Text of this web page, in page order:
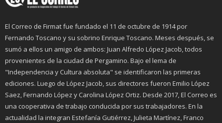
El Correo de Firmat fue fundado el 11 de octubre de 1914 por
Fernando Toscano y su sobrino Enrique Toscano. Meses después, se
sumó a ellos un amigo de ambos: Juan Alfredo López Jacob, todos
provenientes de la ciudad de Pergamino. Bajo el lema de
"Independencia y Cultura absoluta" se identificaron las primeras
ediciones. Luego de López Jacob, sus directores fueron Emilio López
Saez, Fernando López y Carolina López Ortiz. Desde 2017, El Correo es
una cooperativa de trabajo conducida por sus trabajadores. En la
actualidad la integran Estefanía Gutiérrez, Julieta Martínez, Franco